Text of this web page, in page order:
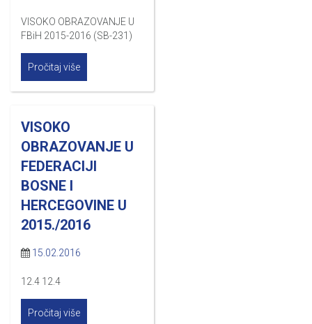
VISOKO OBRAZOVANJE U
FBiH 2015-2016 (SB-231)
Pročitaj više
VISOKO
OBRAZOVANJE U
FEDERACIJI
BOSNE I
HERCEGOVINE U
2015./2016
15.02.2016
12.4 12.4
Pročitaj više